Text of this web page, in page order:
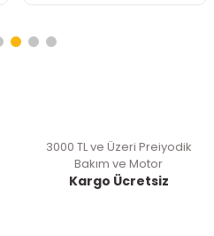
3000 TL ve Üzeri Preiyodik
Bakım ve Motor
Kargo Ücretsiz